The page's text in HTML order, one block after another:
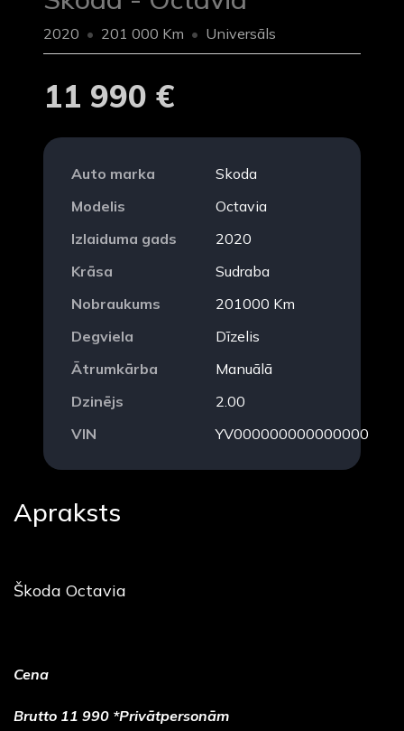
2020 201 000 Km Universāls
11 990 €
Auto marka
Skoda
Modelis
Octavia
Izlaiduma gads
2020
Krāsa
Sudraba
Nobraukums
201000 Km
Degviela
Dīzelis
Ātrumkārba
Manuālā
Dzinējs
2.00
VIN
YV000000000000000
Apraksts
Škoda Octavia
Cena
Brutto 11 990 *Privātpersonām